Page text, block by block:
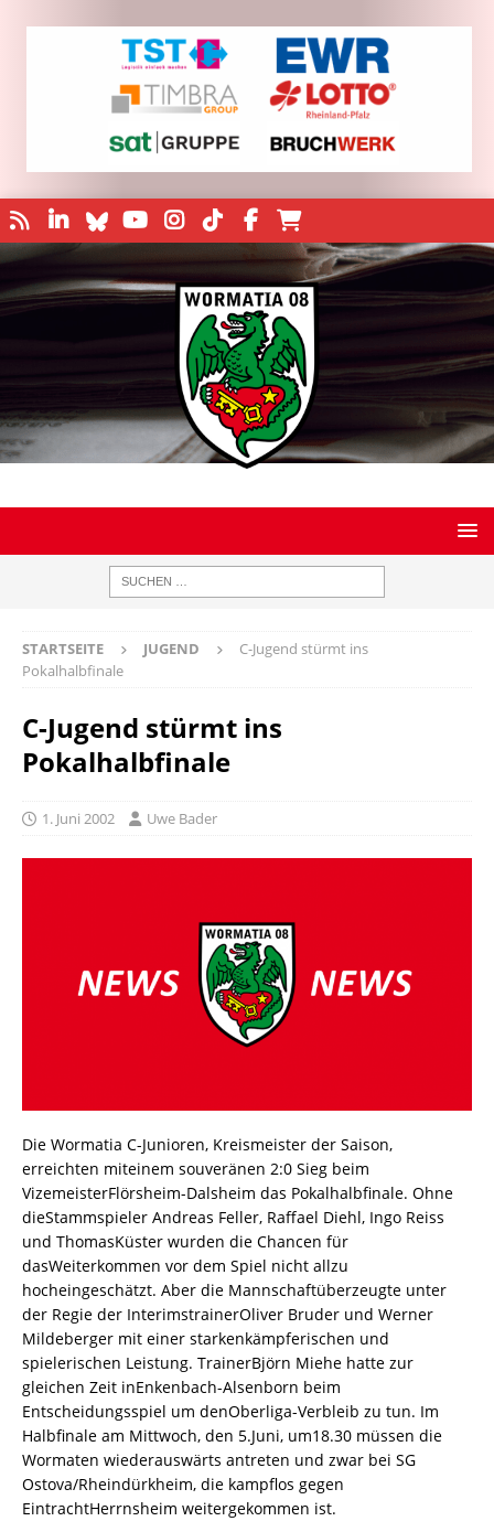
STARTSEITE JUGEND
C-Jugend stürmt ins
Pokalhalbfinale
C-Jugend stürmt ins
Pokalhalbfinale
1. Juni 2002 Uwe Bader
Die Wormatia C-Junioren, Kreismeister der Saison,
erreichten miteinem souveränen 2:0 Sieg beim
VizemeisterFlörsheim-Dalsheim das Pokalhalbfinale. Ohne
dieStammspieler Andreas Feller, Raffael Diehl, Ingo Reiss
und ThomasKüster wurden die Chancen für
dasWeiterkommen vor dem Spiel nicht allzu
hocheingeschätzt. Aber die Mannschaftüberzeugte unter
der Regie der InterimstrainerOliver Bruder und Werner
Mildeberger mit einer starkenkämpferischen und
spielerischen Leistung. TrainerBjörn Miehe hatte zur
gleichen Zeit inEnkenbach-Alsenborn beim
Entscheidungsspiel um denOberliga-Verbleib zu tun. Im
Halbfinale am Mittwoch, den 5.Juni, um18.30 müssen die
Wormaten wiederauswärts antreten und zwar bei SG
Ostova/Rheindürkheim, die kampflos gegen
EintrachtHerrnsheim weitergekommen ist.